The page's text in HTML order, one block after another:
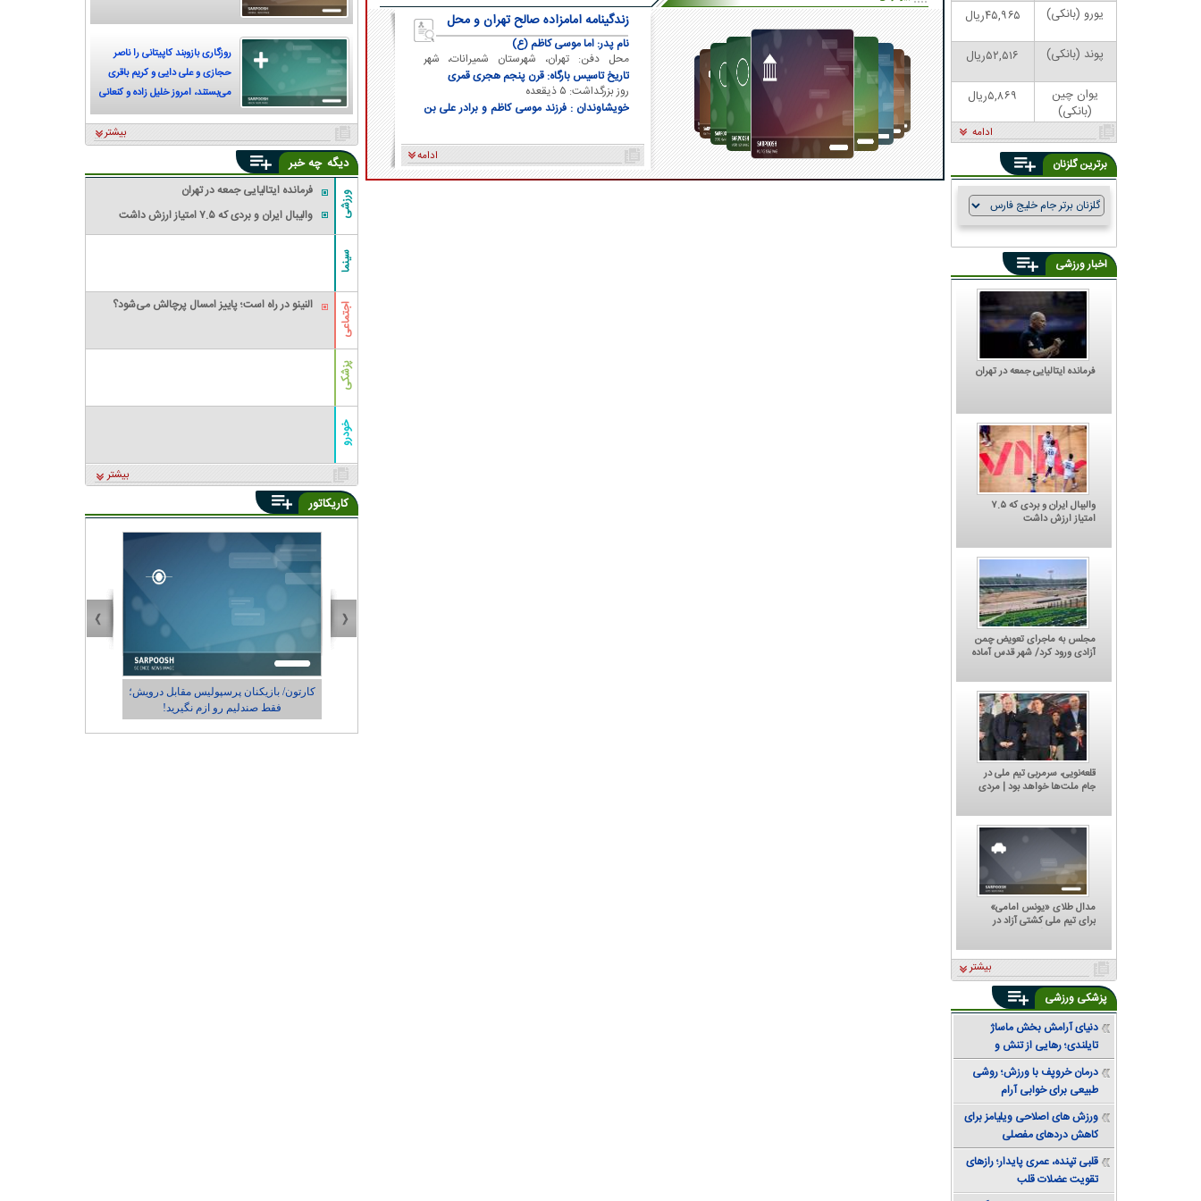
زندگینامه امامزاده صالح تهران و محل
دفن ایشان
نام پدر: اما موسی کاظم (ع)
محل دفن: تهران، شهرستان شمیرانات، شهر
تجریش
تاریخ تاسیس بارگاه: قرن پنجم هجری قمری
روز بزرگداشت: ۵ ذیقعده
خویشاوندان : فرزند موسی کاظم و برادر علی بن
ادامه
روزگاری بازوبند کاپیتانی را ناصر
حجازی و علی دایی و کریم باقری
می‌بستند، امروز خلیل زاده و کنعانی
زادگان
بیشتر
دیگه چه خبر
ورزشی
فرمانده ایتالیایی جمعه در تهران
والیبال ایران و بردی که ۷.۵ امتیاز ارزش داشت
سینما
اجتماعی النینو در راه است؛ پاییز امسال پرچالش می‌شود؟
پزشکی
خودرو
بیشتر
کاریکاتور
کاریکاتور/ کتاب 'چگونه قهر کنیم؟' جدیدترین
اثر یحیی گل‌محمدی
کارتون/ بازیکنان پرسپولیس مقابل درویش؛
فقط صندلیم رو ازم نگیرید!
یورو (بانکی)
۴۵,۹۶۵ریال
پوند (بانکی)
۵۲,۵۱۶ریال
یوان چین
(بانکی)
۵,۸۶۹ریال
ادامه
برترین گلزنان
اخبار ورزشی
فرمانده ایتالیایی جمعه در تهران
والیبال ایران و بردی که ۷.۵
امتیاز ارزش داشت
مجلس به ماجرای تعویض چمن
آزادی ورود کرد/ شهر قدس آماده
پرسپولیس
قلعه‌نویی، سرمربی تیم ملی در
جام ملت‌ها خواهد بود | مردی
پشت مهدی تاج به کجا گرم
است؟
مدال طلای «یونس امامی»
برای تیم ملی کشتی آزاد در
بیشتر
پزشکی ورزشی
دنیای آرامش بخش ماساژ
تایلندی؛ رهایی از تنش و
دستیابی به تعادل
درمان خروپف با ورزش؛ روشی
طبیعی برای خوابی آرام
ورزش های اصلاحی ویلیامز برای
کاهش دردهای مفصلی
قلبی تپنده، عمری پایدار؛ رازهای
تقویت عضلات قلب